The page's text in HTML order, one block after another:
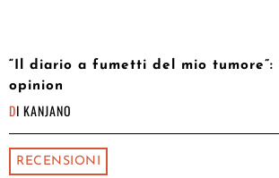
“Il diario a fumetti del mio tumore”:
opinion
DI KANJANO
RECENSIONI